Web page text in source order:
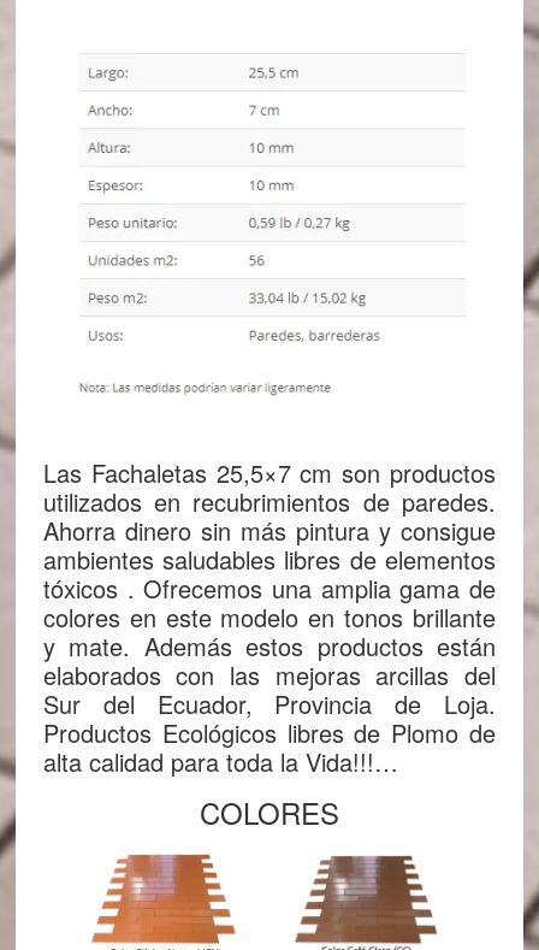
Las Fachaletas 25,5×7 cm son productos
utilizados en recubrimientos de paredes.
Ahorra dinero sin más pintura y consigue
ambientes saludables libres de elementos
tóxicos . Ofrecemos una amplia gama de
colores en este modelo en tonos brillante
y mate. Además estos productos están
elaborados con las mejoras arcillas del
Sur del Ecuador, Provincia de Loja.
Productos Ecológicos libres de Plomo de
alta calidad para toda la Vida!!!…
COLORES